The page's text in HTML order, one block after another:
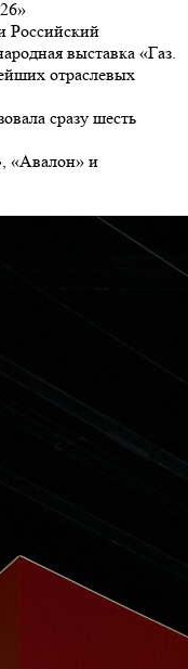
Российский
выставка «Газ.
отраслевых
сразу шесть
«Авалон» и